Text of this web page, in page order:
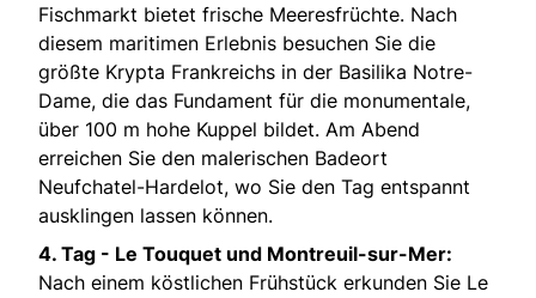
Fischmarkt bietet frische Meeresfrüchte. Nach
diesem maritimen Erlebnis besuchen Sie die
größte Krypta Frankreichs in der Basilika Notre-
Dame, die das Fundament für die monumentale,
über 100 m hohe Kuppel bildet. Am Abend
erreichen Sie den malerischen Badeort
Neufchatel-Hardelot, wo Sie den Tag entspannt
ausklingen lassen können.
4. Tag - Le Touquet und Montreuil-sur-Mer:
Nach einem köstlichen Frühstück erkunden Sie Le